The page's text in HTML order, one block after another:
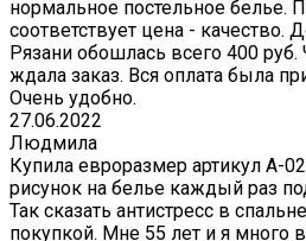
нормальное постельное белье.
соответствует цена - качество.
Рязани обошлась всего 400
ждала заказ. Вся оплата была
Очень удобно.
27.06.2022
Людмила
Купила евроразмер артикул А-
рисунок на белье каждый раз
Так сказать антистресс в
покупкой. Мне 55 лет и я много